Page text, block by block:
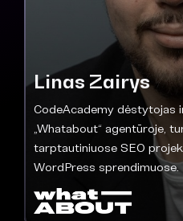
Linas Zairys
CodeAcademy dėstytojas
„Whatabout“ agentūroje,
tarptautiniuose SEO
WordPress sprendimuose.